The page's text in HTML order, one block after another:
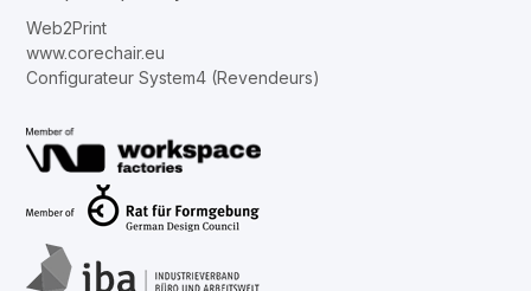
Web2Print
www.corechair.eu
Configurateur System4 (Revendeurs)